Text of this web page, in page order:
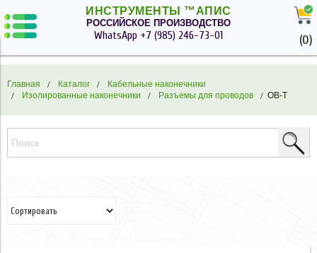
ИНСТРУМЕНТЫ ™АПИС
РОССИЙСКОЕ ПРОИЗВОДСТВО
WhatsApp +7 (985) 246-73-01 (0)
Главная Каталог
Кабельные наконечники
Изолированные наконечники
Разъемы для проводов ОВ-Т